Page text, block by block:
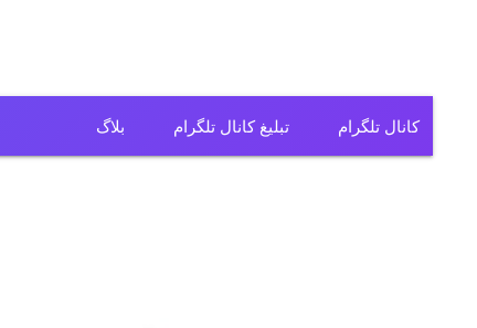
کانال تلگرام تبلیغ کانال تلگرام بلاگ